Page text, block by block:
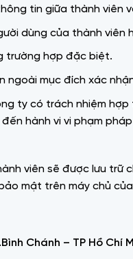
tin giữa thành viên
dùng của thành
trường hợp đặc biệt.
ngoài mục đích xác
ty có trách nhiệm
hành vi vi phạm
viên sẽ được lưu trữ
mật trên máy chủ
Chánh – TP Hồ Chí